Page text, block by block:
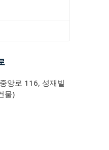
앙로 116, 성재빌
물)